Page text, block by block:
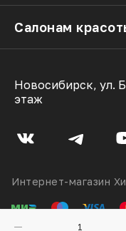
Салонам
Новосибирск, ул.
этаж
Интернет-магазин